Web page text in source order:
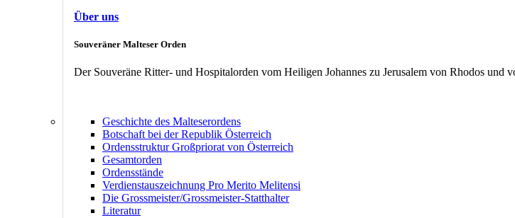
Über uns
Souveräner Malteser Orden
Der Souveräne Ritter- und Hospitalorden vom Heiligen Johannes zu Jerusalem von Rhodos und
Geschichte des Malteserordens
Botschaft bei der Republik Österreich
Ordensstruktur Großpriorat von Österreich
Gesamtorden
Ordensstände
Verdienstauszeichnung Pro Merito Melitensi
Die Grossmeister/Grossmeister-Statthalter
Literatur